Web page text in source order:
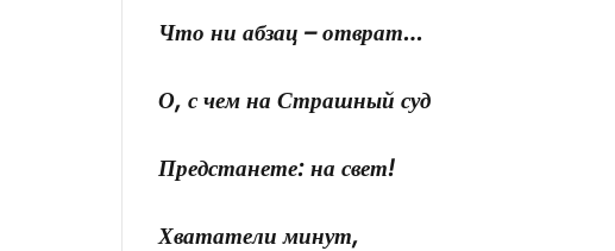
Что ни абзац – отврат…
О, с чем на Страшный суд
Предстанете: на свет!
Хвататели минут,